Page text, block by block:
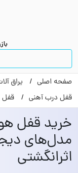
صفحه اصلی یراق
قفل درب آهنی
قفل
خرید قفل
مدل‌های
اثرانگشتی